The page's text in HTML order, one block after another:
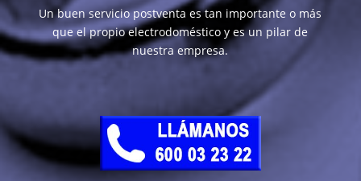
Un buen servicio postventa es tan importante o más
que el propio electrodoméstico y es un pilar de
nuestra empresa.